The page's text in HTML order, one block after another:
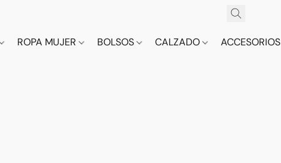
ROPA MUJER BOLSOS CALZADO ACCESORIOS